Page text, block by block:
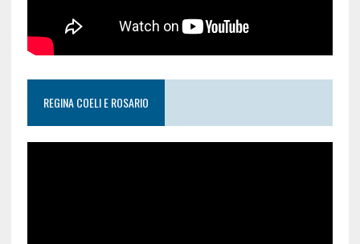
REGINA COELI E ROSARIO